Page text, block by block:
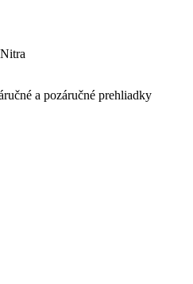
a pozáručné prehliadky